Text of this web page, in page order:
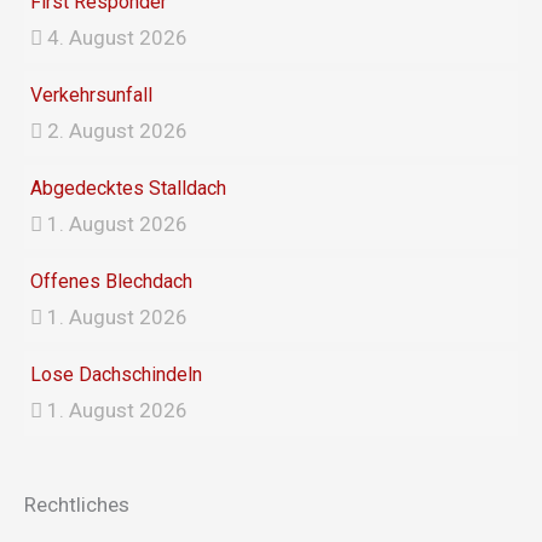
4. August 2026
Verkehrsunfall
2. August 2026
Abgedecktes Stalldach
1. August 2026
Offenes Blechdach
1. August 2026
Lose Dachschindeln
1. August 2026
Rechtliches